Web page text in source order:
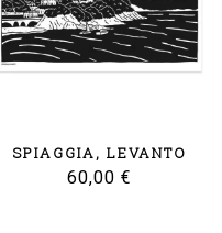
SPIAGGIA, LEVANTO
60,00 €